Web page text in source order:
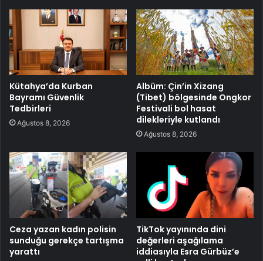
Kütahya’da Kurban
Bayramı Güvenlik
Tedbirleri
Ağustos 8, 2026
Albüm: Çin’in Xizang
(Tibet) bölgesinde Ongkor
Festivali bol hasat
dilekleriyle kutlandı
Ağustos 8, 2026
Ceza yazan kadın polisin
sunduğu gerekçe tartışma
yarattı
TikTok yayınında dini
değerleri aşağılama
iddiasıyla Esra Gürbüz’e